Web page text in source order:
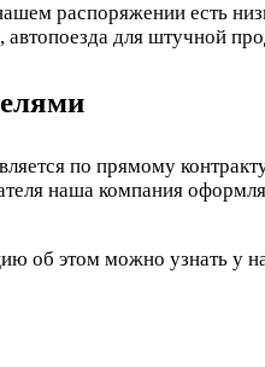
распоряжении есть
для штучной
по прямому
наша компания
об этом можно узнать у